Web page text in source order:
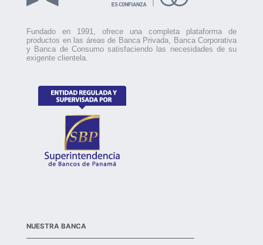
Fundado en 1991, ofrece una completa plataforma de
productos en las áreas de Banca Privada, Banca Corporativa
y Banca de Consumo satisfaciendo las necesidades de su
exigente clientela.
NUESTRA BANCA